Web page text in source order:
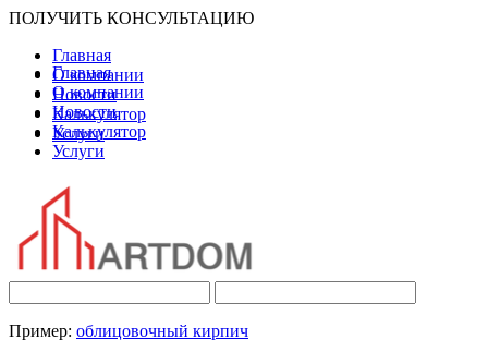
ПОЛУЧИТЬ КОНСУЛЬТАЦИЮ
Главная
О компании
Новости
Калькулятор
Услуги
Главная
О компании
Новости
Калькулятор
Услуги
Пример: облицовочный кирпич